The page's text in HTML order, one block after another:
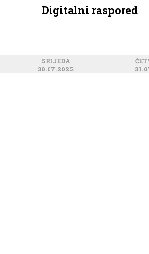
Digitalni raspored
SRIJEDA
30.07.2025.